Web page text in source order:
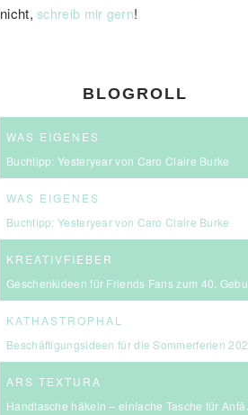
nicht,schreib mir gern!
BLOGROLL
WAS EIGENES
Buchtipp: Yesteryear von Caro Claire Burke
WAS EIGENES
Buchtipp: Yesteryear von Caro Claire Burke
KREATIVFIEBER
Geschenkideen für Friends Fans zum 40. Geburtstag
KATHASTROPHAL
Beschäftigungsideen für die Sommerferien 2026 – in Ludwigsburg, Stuttgart & Umgebung
ARS TEXTURA
Handtasche häkeln – einfache Tasche für Anfängerinnen